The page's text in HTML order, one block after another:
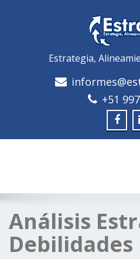
Estrategia,
+51
Análisis
Debilidades